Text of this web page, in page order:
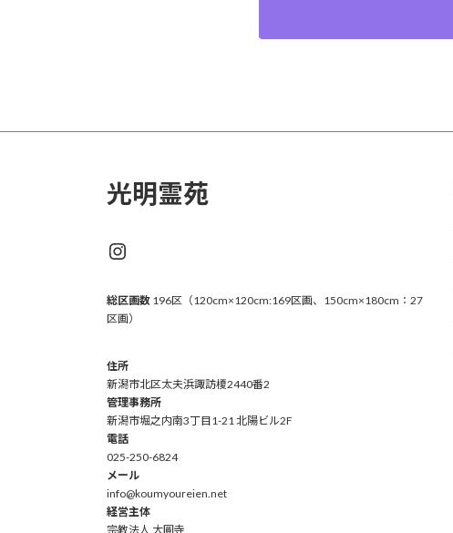
光明霊苑
Instagram
総区画数 196区（120cm×120cm:169区画、150cm×180cm：27
区画）
住所
新潟市北区太夫浜諏訪榎2440番2
管理事務所
新潟市堀之内南3丁目1-21 北陽ビル2F
電話
025-250-6824
メール
info@koumyoureien.net
経営主体
宗教法人 大圓寺